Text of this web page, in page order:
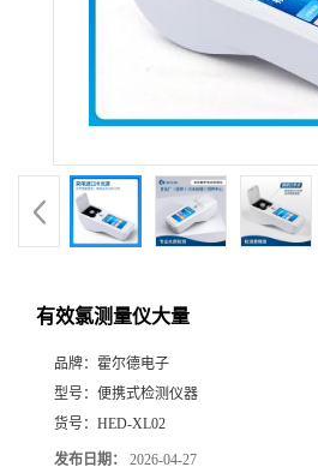
有效氯测量仪大量
品牌： 霍尔德电子
型号： 便携式检测仪器
货号： HED-XL02
发布日期： 2026-04-27